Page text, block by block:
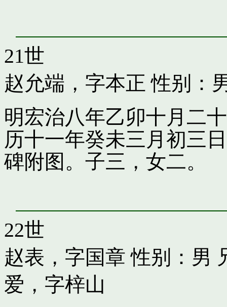
21世
赵允端，字本正 性别：
明宏治八年乙卯十月二
历十一年癸未三月初三
碑附图。子三，女二。
22世
赵表，字国章 性别：男
爱，字梓山